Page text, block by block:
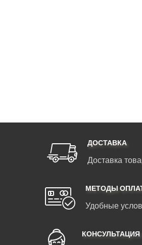
ДОСТАВКА
Доставка
МЕТОДЫ
Удобные
КОНСУЛЬТАЦИЯ